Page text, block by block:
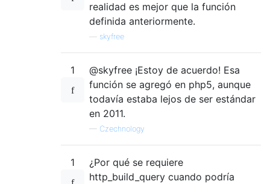
realidad es mejor que la función
definida anteriormente.
skyfree
1
@skyfree ¡Estoy de acuerdo! Esa
función se agregó en php5, aunque
todavía estaba lejos de ser estándar
en 2011.
— Czechnology
1
¿Por qué se requiere
http_build_query cuando podría